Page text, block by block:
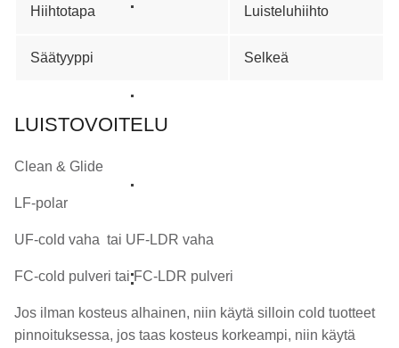
Hiihtotapa Luisteluhiihto
Säätyyppi Selkeä
LUISTOVOITELU
Clean & Glide
LF-polar
UF-cold vaha tai UF-LDR vaha
FC-cold pulveri tai FC-LDR pulveri
Jos ilman kosteus alhainen, niin käytä silloin cold tuotteet
pinnoituksessa, jos taas kosteus korkeampi, niin käytä